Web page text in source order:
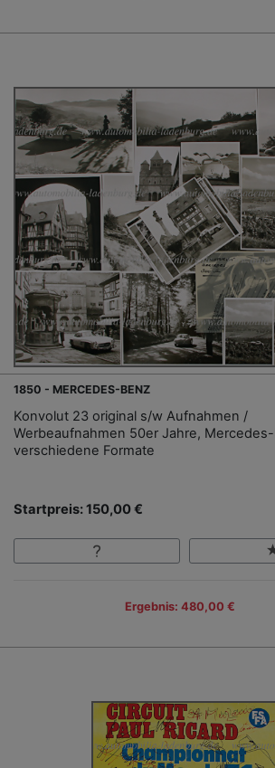
1850 - MERCEDES-BENZ
Konvolut 23 original s/w Aufnahmen /
Werbeaufnahmen 50er Jahre,
verschiedene Formate
Startpreis: 150,00 €
Ergebnis: 480,00 €